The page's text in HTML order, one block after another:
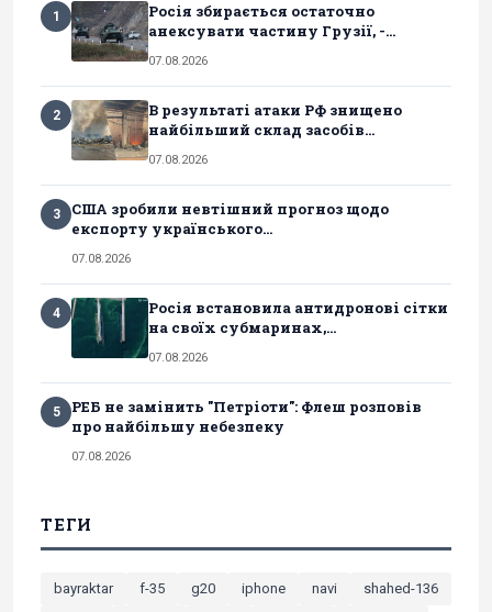
1
Росія збирається остаточно
анексувати частину Грузії, -...
07.08.2026
2
В результаті атаки РФ знищено
найбільший склад засобів...
07.08.2026
3
США зробили невтішний прогноз щодо
експорту українського...
07.08.2026
4
Росія встановила антидронові сітки
на своїх субмаринах,...
07.08.2026
5
РЕБ не замінить "Петріоти": Флеш розповів
про найбільшу небезпеку
07.08.2026
ТЕГИ
bayraktar f-35 g20 iphone navi
shahed-136